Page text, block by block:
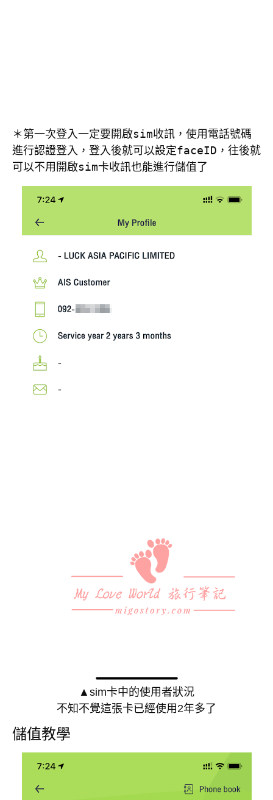
＊第一次登入一定要開啟sim收訊，使用電話號碼
進行認證登入，登入後就可以設定faceID，往後就
可以不用開啟sim卡收訊也能進行儲值了
▲sim卡中的使用者狀況
不知不覺這張卡已經使用2年多了
儲值教學